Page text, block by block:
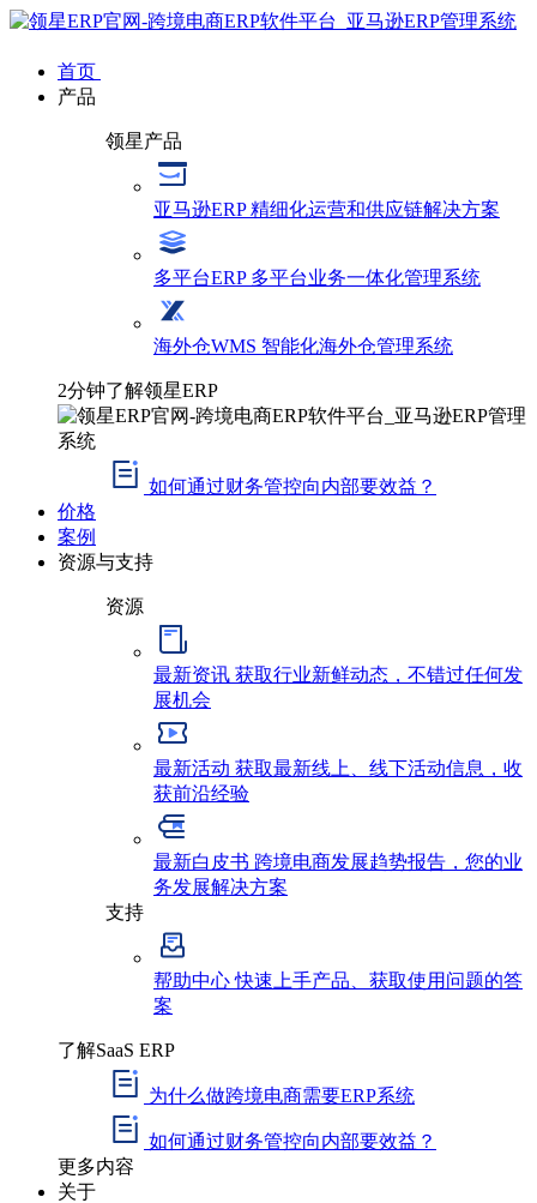
首页
产品
领星产品
亚马逊ERP精细化运营和供应链解决方案
多平台ERP 多平台业务一体化管理系统
海外仓WMS 智能化海外仓管理系统
2分钟了解领星ERP
如何通过财务管控向内部要效益？
价格
案例
资源与支持
资源
最新资讯 获取行业新鲜动态，不错过任何发
展机会
最新活动 获取最新线上、线下活动信息，收
获前沿经验
最新白皮书 跨境电商发展趋势报告，您的业
务发展解决方案
支持
帮助中心快速上手产品、获取使用问题的答
案
了解SaaS ERP
为什么做跨境电商需要ERP系统
如何通过财务管控向内部要效益？
更多内容
关于